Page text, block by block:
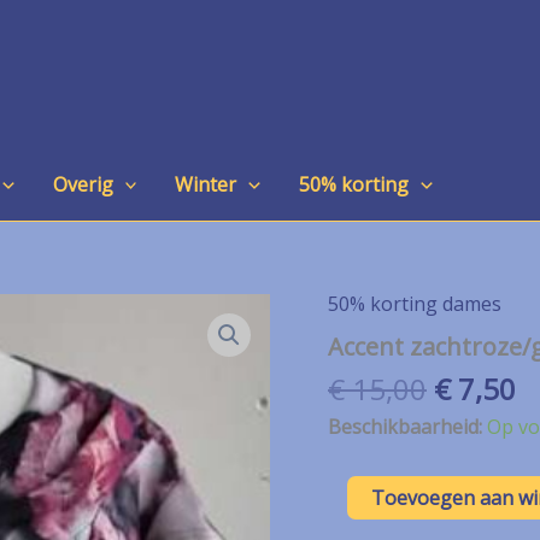
Overig Winter 50% korting
50% korting dames
Accent
€15,00
prijs
€ 15,00.
€7,50
€
Beschikbaarheid:Op
Accent
zachtroze/groene
Toevoegen aan